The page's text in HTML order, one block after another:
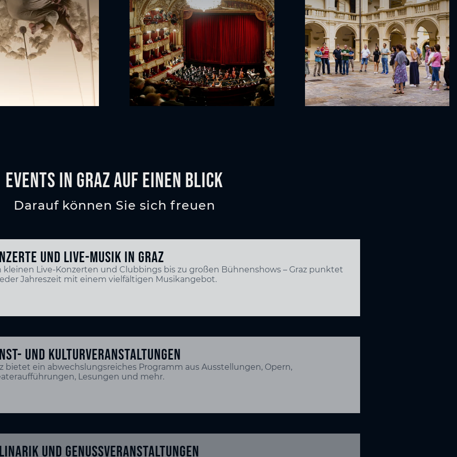
Events in Graz auf einen Blick
Darauf können Sie sich freuen
UND LIVE-MUSIK IN GRAZ
kleinen Live-Konzerten und Clubbings bis zu großen Bühnenshows – Graz punktet
Jahreszeit mit einem vielfältigen Musikangebot.
UND KULTURVERANSTALTUNGEN
bietet ein abwechslungsreiches Programm aus Ausstellungen, Opern,
Lesungen und mehr.
UND GENUSSVERANSTALTUNGEN